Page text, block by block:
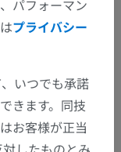
パフォーマン
プライバシー
いつでも承諾
きます。同技
お客様が正当